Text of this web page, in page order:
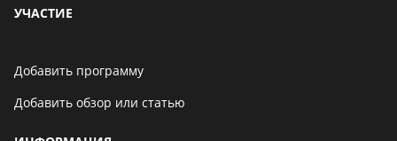
УЧАСТИЕ
Добавить программу
Добавить обзор или статью